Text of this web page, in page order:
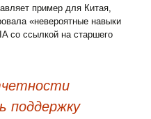
пример для Китая,
«невероятные навыки
со ссылкой на старшего
поддержку